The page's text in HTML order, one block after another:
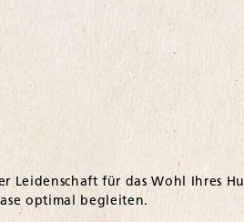
Leidenschaft für das Wohl Ihres
optimal begleiten.